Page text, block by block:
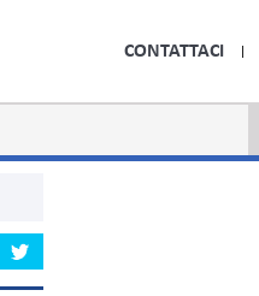
CONTATTACI